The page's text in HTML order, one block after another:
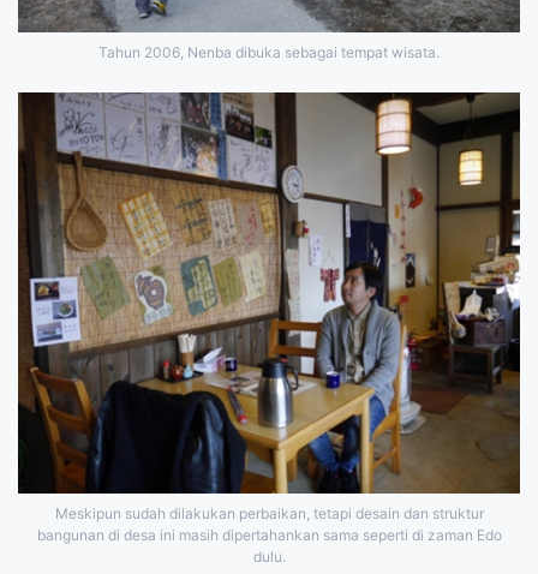
Tahun 2006, Nenba dibuka sebagai tempat wisata.
Meskipun sudah dilakukan perbaikan, tetapi desain dan struktur
bangunan di desa ini masih dipertahankan sama seperti di zaman Edo
dulu.